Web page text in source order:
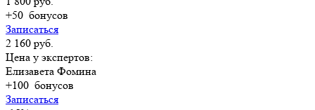
+50 бонусов
Записаться
2 160 руб.
Цена у экспертов:
Елизавета Фомина
+100 бонусов
Записаться